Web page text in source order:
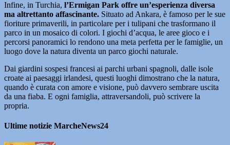
Infine, in Turchia, l’Ermigan Park offre un’esperienza diversa
ma altrettanto affascinante. Situato ad Ankara, è famoso per le sue
fioriture primaverili, in particolare per i tulipani che trasformano il
parco in un mosaico di colori. I giochi d’acqua, le aree gioco e i
percorsi panoramici lo rendono una meta perfetta per le famiglie, un
luogo dove la natura diventa un parco giochi naturale.
Dai giardini sospesi francesi ai parchi urbani spagnoli, dalle isole
croate ai paesaggi irlandesi, questi luoghi dimostrano che la natura,
quando è curata con amore e visione, può davvero sembrare uscita
da una fiaba. E ogni famiglia, attraversandoli, può scrivere la
propria.
Ultime notizie MarcheNews24